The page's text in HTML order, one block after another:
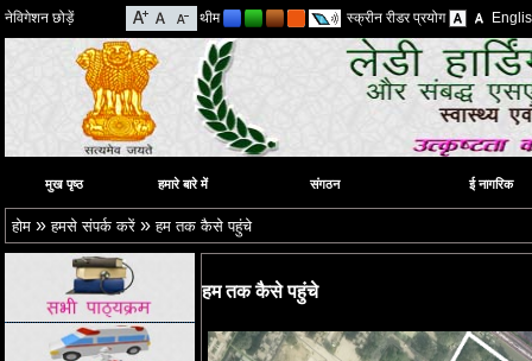
नेविगेशन छोड़ें थीम स्क्रीन रीडर प्रयोग
मुख पृष्ठ हमारे बारे में संगठन ई नागरिक
होम »हमसे संपर्क करें »हम तक कैसे पहुंचे
हम तक कैसे पहुंचे